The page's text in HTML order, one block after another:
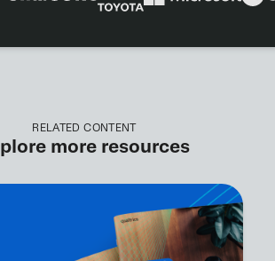
RELATED CONTENT
more resources